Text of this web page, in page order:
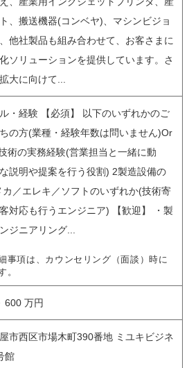
、搬送機器(コンベヤ)、マシンビジョ
他社製品も組み合わせて、お客さまに
ソリューションを提供しています。さ
大に向けて...
・経験 【必須】 以下のいずれかのご
の方(業種・経験年数は問いません)Or
術の実務経験(営業担当と一緒に動
説明や提案を行う役割) 2製造設備の
／エレキ／ソフトのいずれか(技術寄
対応も行うエンジニア) 【歓迎】 ・製
ジニアリング...
事項は、カウンセリング（面談）時に
。
600 万円
市西区市場木町390番地 ミユキビジネ
館